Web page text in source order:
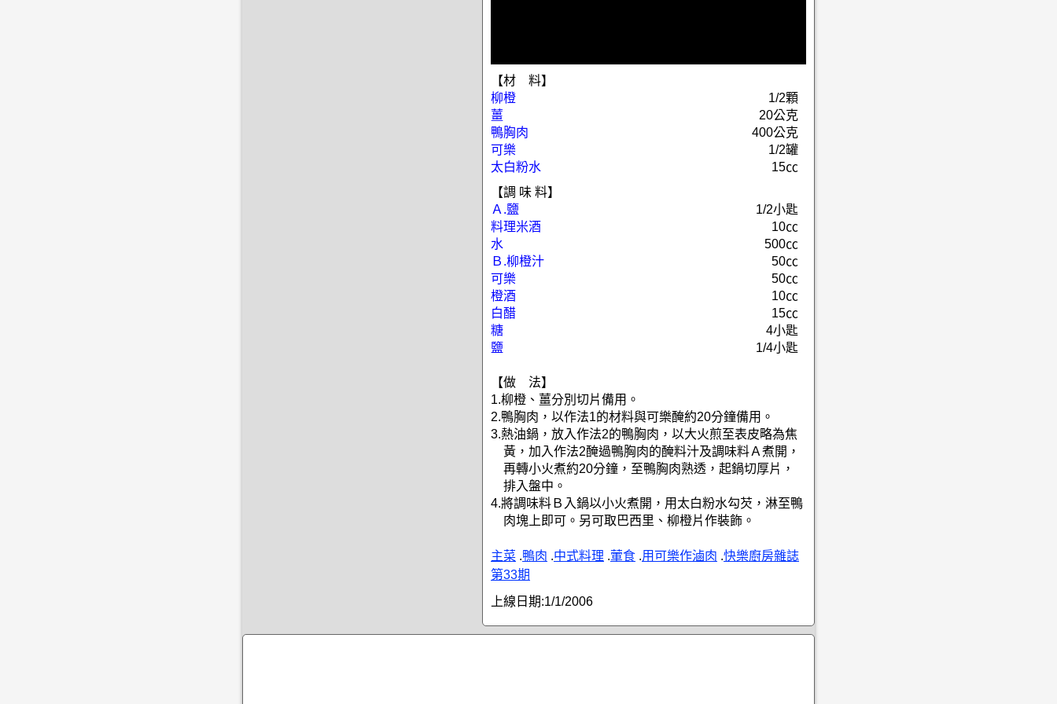
【材 料】
柳橙
1/2顆
薑
20公克
鴨胸肉
400公克
可樂
1/2罐
太白粉水
15㏄
【調 味 料】
Ａ.鹽
1/2小匙
料理米酒
10㏄
水
500㏄
Ｂ.柳橙汁
50㏄
可樂
50㏄
橙酒
10㏄
白醋
15㏄
糖
4小匙
鹽
1/4小匙
【做 法】
1.柳橙、薑分別切片備用。
2.鴨胸肉，以作法1的材料與可樂醃約20分鐘備用。
3.熱油鍋，放入作法2的鴨胸肉，以大火煎至表皮略為焦
黃，加入作法2醃過鴨胸肉的醃料汁及調味料Ａ煮開，
再轉小火煮約20分鐘，至鴨胸肉熟透，起鍋切厚片，
排入盤中。
4.將調味料Ｂ入鍋以小火煮開，用太白粉水勾芡，淋至鴨
肉塊上即可。另可取巴西里、柳橙片作裝飾。
主菜 .鴨肉 .中式料理 .葷食 .用可樂作滷肉 .快樂廚房雜誌
第33期
上線日期:1/1/2006